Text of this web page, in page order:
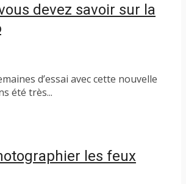
devez savoir sur la
d’essai avec cette nouvelle
été très...
les feux